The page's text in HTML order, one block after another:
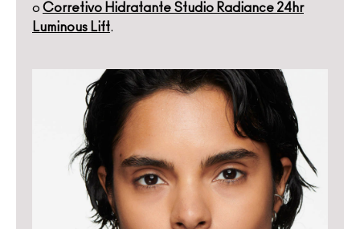
o Corretivo Hidratante Studio Radiance 24hr
Luminous Lift.